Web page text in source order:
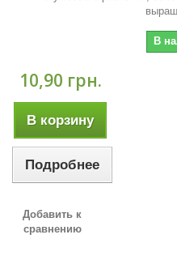
В
10,90 грн.
В корзину
Подробнее
Добавить к
сравнению